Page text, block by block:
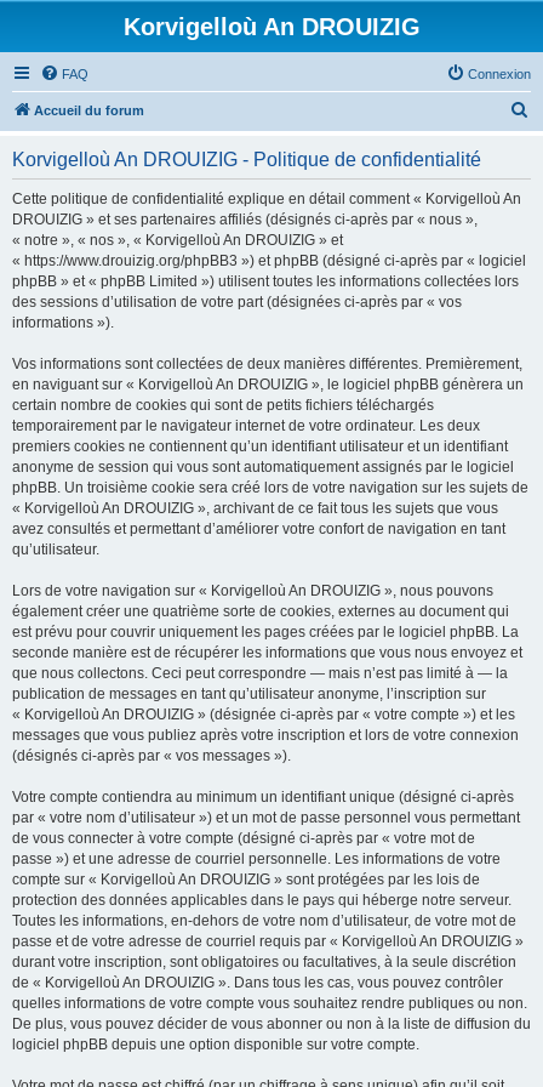
Korvigelloù An DROUIZIG
FAQ Connexion
Accueil du forum
Korvigelloù An DROUIZIG - Politique de confidentialité
Cette politique de confidentialité explique en détail comment « Korvigelloù An
DROUIZIG » et ses partenaires affiliés (désignés ci-après par « nous »,
« notre », « nos », « Korvigelloù An DROUIZIG » et
« https://www.drouizig.org/phpBB3 ») et phpBB (désigné ci-après par « logiciel
phpBB » et « phpBB Limited ») utilisent toutes les informations collectées lors
des sessions d’utilisation de votre part (désignées ci-après par « vos
informations »).
Vos informations sont collectées de deux manières différentes. Premièrement,
en naviguant sur « Korvigelloù An DROUIZIG », le logiciel phpBB génèrera un
certain nombre de cookies qui sont de petits fichiers téléchargés
temporairement par le navigateur internet de votre ordinateur. Les deux
premiers cookies ne contiennent qu’un identifiant utilisateur et un identifiant
anonyme de session qui vous sont automatiquement assignés par le logiciel
phpBB. Un troisième cookie sera créé lors de votre navigation sur les sujets de
« Korvigelloù An DROUIZIG », archivant de ce fait tous les sujets que vous
avez consultés et permettant d’améliorer votre confort de navigation en tant
qu’utilisateur.
Lors de votre navigation sur « Korvigelloù An DROUIZIG », nous pouvons
également créer une quatrième sorte de cookies, externes au document qui
est prévu pour couvrir uniquement les pages créées par le logiciel phpBB. La
seconde manière est de récupérer les informations que vous nous envoyez et
que nous collectons. Ceci peut correspondre — mais n’est pas limité à — la
publication de messages en tant qu’utilisateur anonyme, l’inscription sur
« Korvigelloù An DROUIZIG » (désignée ci-après par « votre compte ») et les
messages que vous publiez après votre inscription et lors de votre connexion
(désignés ci-après par « vos messages »).
Votre compte contiendra au minimum un identifiant unique (désigné ci-après
par « votre nom d’utilisateur ») et un mot de passe personnel vous permettant
de vous connecter à votre compte (désigné ci-après par « votre mot de
passe ») et une adresse de courriel personnelle. Les informations de votre
compte sur « Korvigelloù An DROUIZIG » sont protégées par les lois de
protection des données applicables dans le pays qui héberge notre serveur.
Toutes les informations, en-dehors de votre nom d’utilisateur, de votre mot de
passe et de votre adresse de courriel requis par « Korvigelloù An DROUIZIG »
durant votre inscription, sont obligatoires ou facultatives, à la seule discrétion
de « Korvigelloù An DROUIZIG ». Dans tous les cas, vous pouvez contrôler
quelles informations de votre compte vous souhaitez rendre publiques ou non.
De plus, vous pouvez décider de vous abonner ou non à la liste de diffusion du
logiciel phpBB depuis une option disponible sur votre compte.